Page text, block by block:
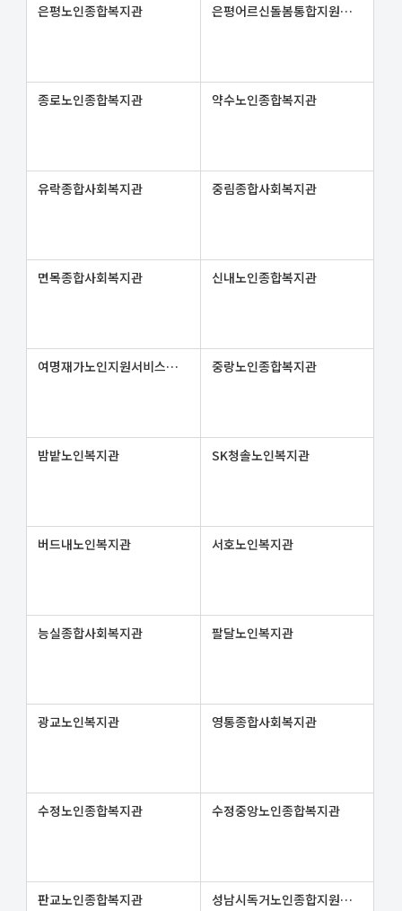
은평노인종합복지관 은평어르신돌봄통합지원센터
종로노인종합복지관 약수노인종합복지관
유락종합사회복지관 중림종합사회복지관
면목종합사회복지관 신내노인종합복지관
여명재가노인지원서비스센터 중랑노인종합복지관
밤밭노인복지관 SK청솔노인복지관
버드내노인복지관 서호노인복지관
능실종합사회복지관 팔달노인복지관
광교노인복지관 영통종합사회복지관
수정노인종합복지관 수정중앙노인종합복지관
판교노인종합복지관 성남시독거노인종합지원센터